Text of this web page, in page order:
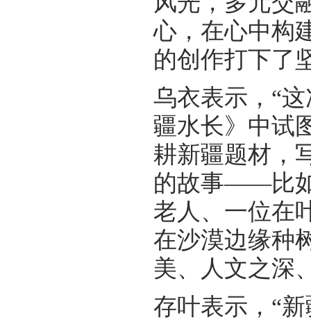
心，在心中构
的创作打下了
乌衣表示，“
疆水长》中试
耕新疆题材，
的故事——比
老人、一位在
在沙漠边缘种
美、人文之深
存叶表示，“